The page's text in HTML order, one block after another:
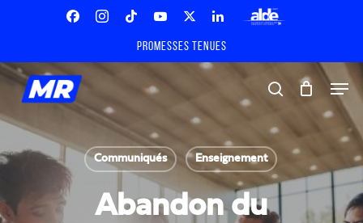
content
Twitter
Linkedin ALDE
Promesses tenues
search
Communiqués Enseignement
Abandon du